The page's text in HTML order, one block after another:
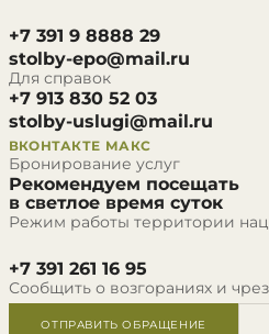
+7 391 9 8888 29
stolby-epo@mail.ru
Для справок
+7 913 830 52 03
stolby-uslugi@mail.ru
ВКОНТАКТЕ МАКС
Бронирование услуг
Рекомендуем посещать
в светлое время суток
Режим работы территории
+7 391 261 16 95
Сообщить о возгораниях и
ОТПРАВИТЬ ОБРАЩЕНИЕ